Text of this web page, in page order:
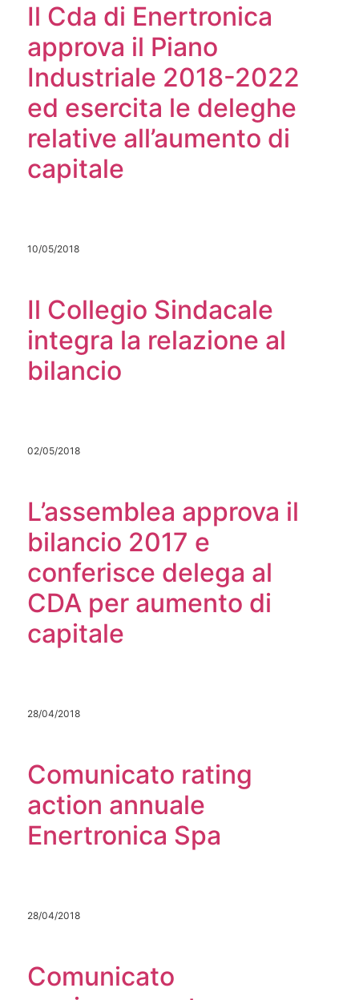
Il Cda di Enertronica
approva il Piano
Industriale 2018-2022
ed esercita le deleghe
relative all’aumento di
capitale
10/05/2018
Il Collegio Sindacale
integra la relazione al
bilancio
02/05/2018
L’assemblea approva il
bilancio 2017 e
conferisce delega al
CDA per aumento di
capitale
28/04/2018
Comunicato rating
action annuale
Enertronica Spa
28/04/2018
Comunicato